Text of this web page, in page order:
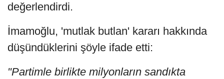
değerlendirdi.
İmamoğlu, 'mutlak butlan' kararı hakkında
düşündüklerini şöyle ifade etti:
"Partimle birlikte milyonların sandıkta